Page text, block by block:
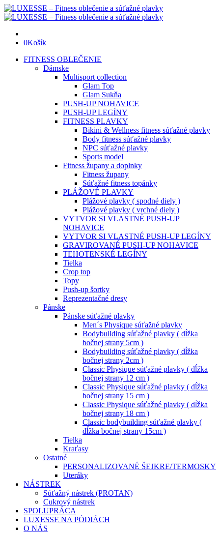
0Košík
FITNESS OBLEČENIE
Dámske
Multisport collection
Glam Top
Glam Sukňa
PUSH-UP NOHAVICE
PUSH-UP LEGÍNY
FITNESS PLAVKY
Bikini & Wellness fitness súťažné plavky
Body fitness súťažné plavky
NPC súťažné plavky
Sports model
Fitness župany a doplnky
Fitness župany
Súťažné fitness topánky
PLÁŽOVÉ PLAVKY
Plážové plavky ( spodné diely )
Plážové plavky ( vrchné diely )
VYTVOR SI VLASTNÉ PUSH-UP
NOHAVICE
VYTVOR SI VLASTNÉ PUSH-UP LEGÍNY
GRAVIROVANÉ PUSH-UP NOHAVICE
TEHOTENSKÉ LEGÍNY
Tielka
Crop top
Topy
Push-up šortky
Reprezentačné dresy
Pánske
Pánske súťažné plavky
Men´s Physique súťažné plavky
Bodybuilding súťažné plavky ( dĺžka
bočnej strany 5cm )
Bodybuilding súťažné plavky ( dĺžka
bočnej strany 2cm )
Classic Physique súťažné plavky ( dĺžka
bočnej strany 12 cm )
Classic Physique súťažné plavky ( dĺžka
bočnej strany 15 cm )
Classic Physique súťažné plavky ( dĺžka
bočnej strany 18 cm )
Classic bodybuilding súťažné plavky (
dĺžka bočnej strany 15cm )
Tielka
Kraťasy
Ostatné
PERSONALIZOVANÉ ŠEJKRE/TERMOSKY
Uteráky
NÁSTREK
Súťažný nástrek (PROTAN)
Cukrový nástrek
SPOLUPRÁCA
LUXESSE NA PÓDIÁCH
O NÁS